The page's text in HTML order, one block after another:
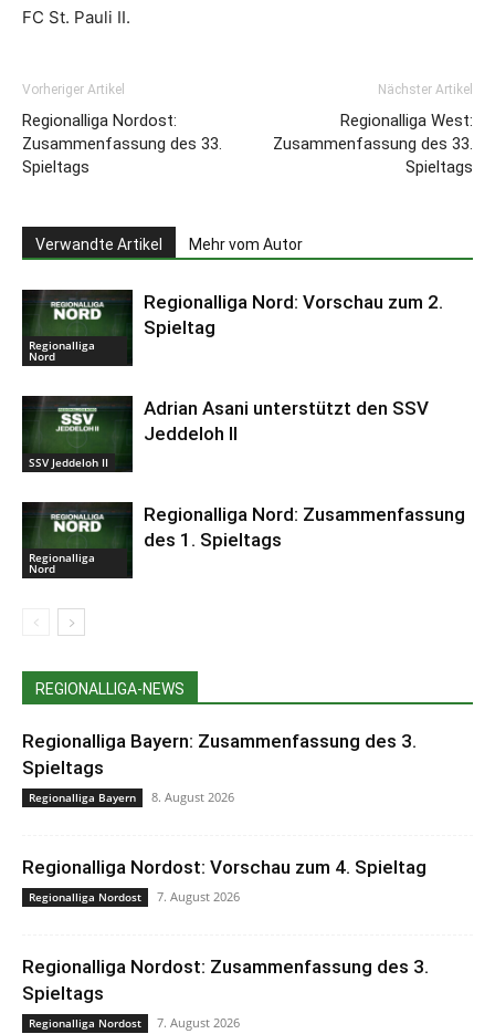
FC St. Pauli II.
Vorheriger Artikel
Regionalliga Nordost:
Zusammenfassung des 33.
Spieltags
Nächster Artikel
Regionalliga West:
Zusammenfassung des 33.
Spieltags
Verwandte Artikel Mehr vom Autor
Regionalliga
Nord
Regionalliga Nord: Vorschau zum 2.
Spieltag
SSV Jeddeloh II
Adrian Asani unterstützt den SSV
Jeddeloh II
Regionalliga
Nord
Regionalliga Nord: Zusammenfassung
des 1. Spieltags
REGIONALLIGA-NEWS
Regionalliga Bayern: Zusammenfassung des 3.
Spieltags
Regionalliga Bayern 8. August 2026
Regionalliga Nordost: Vorschau zum 4. Spieltag
Regionalliga Nordost 7. August 2026
Regionalliga Nordost: Zusammenfassung des 3.
Spieltags
Regionalliga Nordost 7. August 2026